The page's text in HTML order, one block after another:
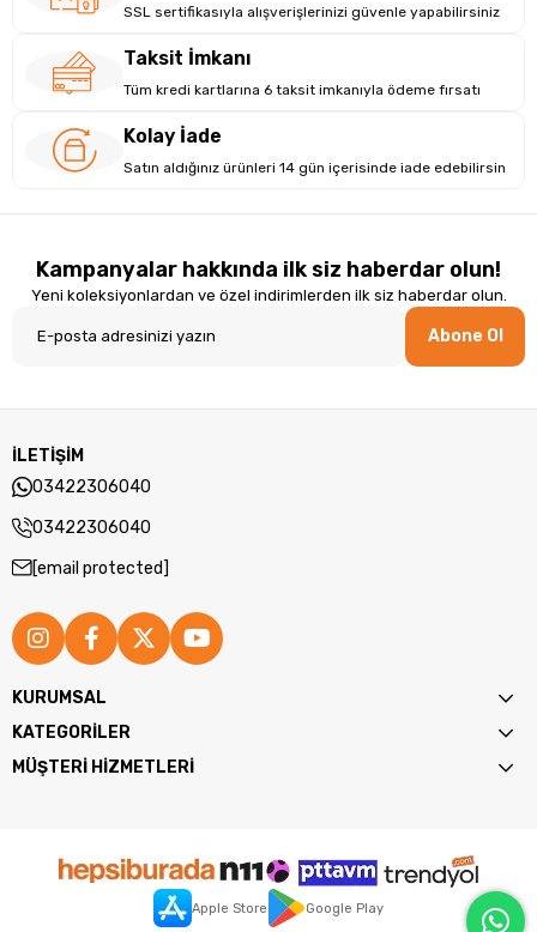
SSL sertifikasıyla alışverişlerinizi güvenle yapabilirsiniz
Taksit İmkanı
Tüm kredi kartlarına 6 taksit imkanıyla ödeme fırsatı
Kolay İade
Satın aldığınız ürünleri 14 gün içerisinde iade edebilirsin
Kampanyalar hakkında ilk siz haberdar olun!
Yeni koleksiyonlardan ve özel indirimlerden ilk siz haberdar olun.
Abone Ol
İLETİŞİM
03422306040
03422306040
[email protected]
KURUMSAL
KATEGORİLER
MÜŞTERİ HİZMETLERİ
Apple Store Google Play